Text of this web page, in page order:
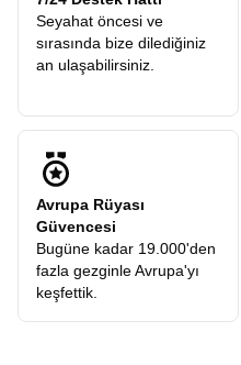
Seyahat öncesi ve
sırasında bize dilediğiniz
an ulaşabilirsiniz.
Avrupa Rüyası
Güvencesi
Bugüne kadar 19.000'den
fazla gezginle Avrupa'yı
keşfettik.